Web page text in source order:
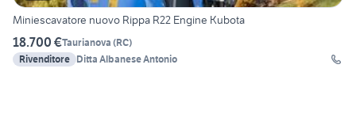
Miniescavatore nuovo Rippa R22 Engine Kubota
18.700 €Taurianova (RC)
Rivenditore Ditta Albanese Antonio